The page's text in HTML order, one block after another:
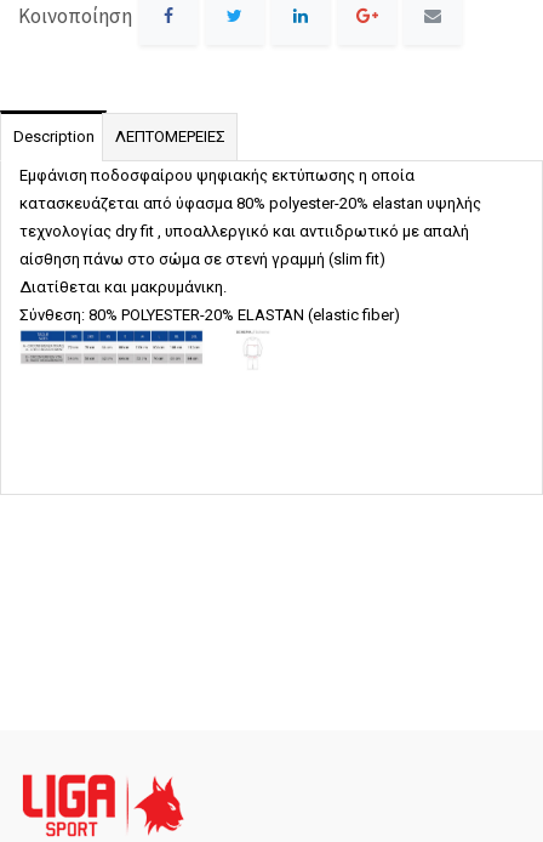
Κοινοποίηση
Description ΛΕΠΤΟΜΕΡΕΙΕΣ
Εμφάνιση ποδοσφαίρου ψηφιακής εκτύπωσης η οποία
κατασκευάζεται από ύφασμα 80% polyester-20% elastan υψηλής
τεχνολογίας dry fit , υποαλλεργικό και αντιιδρωτικό με απαλή
αίσθηση πάνω στο σώμα σε στενή γραμμή (slim fit)
Διατίθεται και μακρυμάνικη.
Σύνθεση: 80% POLYESTER-20% ELASTAN (elastic fiber)